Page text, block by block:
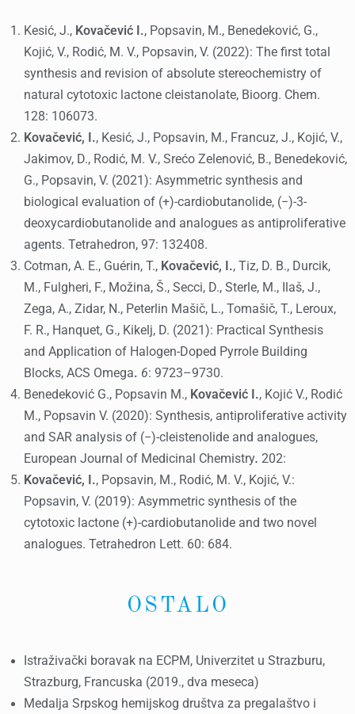
Kesić, J., Kovačević I., Popsavin, M., Benedeković, G.,
Kojić, V., Rodić, M. V., Popsavin, V. (2022): The first total
synthesis and revision of absolute stereochemistry of
natural cytotoxic lactone cleistanolate, Bioorg. Chem.
128: 106073.
Kovačević, ., Kesić, J., Popsavin, M., Francuz, J., Kojić, V.,
Jakimov, D., Rodić, M. V., Srećo Zelenović, B., Benedeković,
G., Popsavin, V. (2021): Asymmetric synthesis and
biological evaluation of (+)-cardiobutanolide, (−)-3-
deoxycardiobutanolide and analogues as antiproliferative
agents. Tetrahedron, 97: 132408.
Cotman, A. E., Guérin, T., Kovačević, ., Tiz, D. B., Durcik,
M., Fulgheri, F., Možina, Š., Secci, D., Sterle, M., Ilaš, J.,
Zega, A., Zidar, N., Peterlin Mašič, L., Tomašič, T., Leroux,
F. R., Hanquet, G., Kikelj, D. (2021): Practical Synthesis
and Application of Halogen-Doped Pyrrole Building
Blocks, ACS Omega. 6: 9723–9730.
Benedeković G., Popsavin M., Kovačević I., Kojić V., Rodić
M., Popsavin V. (2020): Synthesis, antiproliferative activity
and SAR analysis of (−)-cleistenolide and analogues,
European Journal of Medicinal Chemistry. 202:
Kovačević, I., Popsavin, M., Rodić, M. V., Kojić, V.:
Popsavin, V. (2019): Asymmetric synthesis of the
cytotoxic lactone (+)-cardiobutanolide and two novel
analogues. Tetrahedron Lett. 60: 684.
OSTALO
Istraživački boravak na ECPM, Univerzitet u Strazburu,
Strazburg, Francuska (2019., dva meseca)
Medalja Srpskog hemijskog društva za pregalaštvo i